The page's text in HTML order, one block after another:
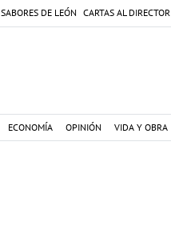
SABORES DE LEÓN CARTAS AL DIRECTOR
ECONOMÍA OPINIÓN VIDA Y OBRA